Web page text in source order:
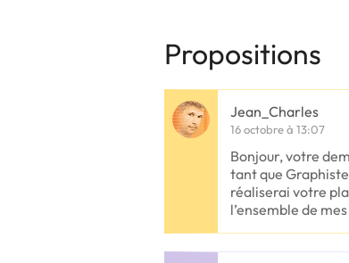
Propositions
Jean_Charles
16 octobre à 13:07
Bonjour, votre
tant que
réaliserai votre
l’ensemble de